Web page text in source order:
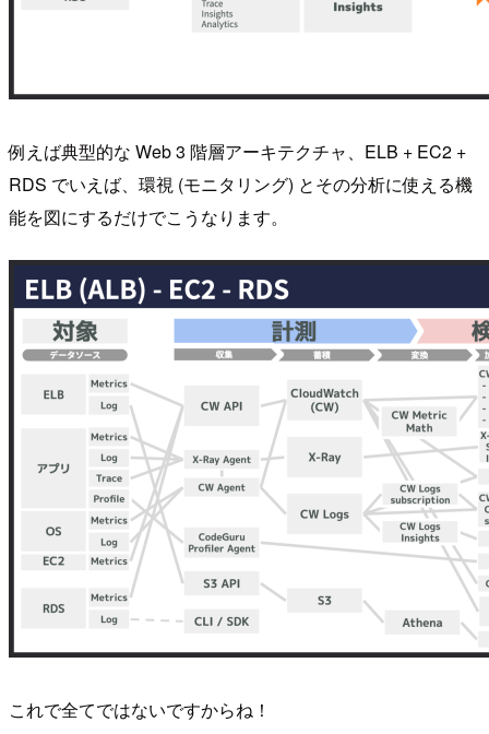
例えば典型的な Web 3 階層アーキテクチャ、ELB + EC2 +
RDS でいえば、環視 (モニタリング) とその分析に使える機
能を図にするだけでこうなります。
これで全てではないですからね！